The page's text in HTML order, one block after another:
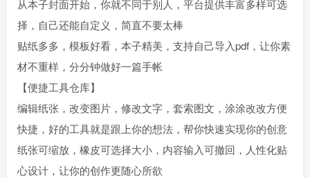
从本子封面开始，你就不同于别人，平台提供丰富多样可选
择，自己还能自定义，简直不要太棒
贴纸多多，模板好看，本子精美，支持自己导入pdf，让你素
材不重样，分分钟做好一篇手帐
【便捷工具仓库】
编辑纸张，改变图片，修改文字，套索图文，涂涂改改方便
快捷，好的工具就是跟上你的想法，帮你快速实现你的创意
纸张可缩放，橡皮可选择大小，内容输入可撤回，人性化贴
心设计，让你的创作更随心所欲